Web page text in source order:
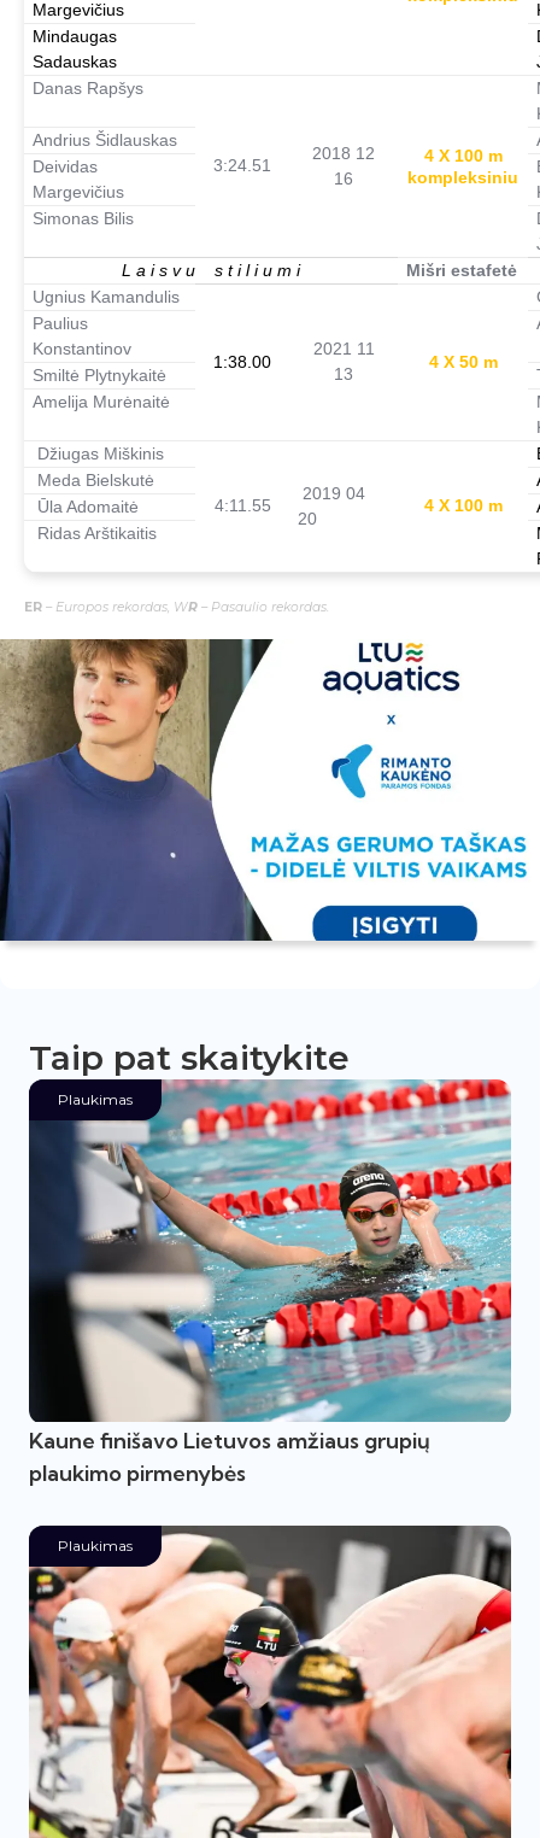
Margevičius
Mindaugas
Sadauskas
Danas Rapšys
3:24.51
2018 12
16
4 X 100 m
kompleksiniu
Andrius Šidlauskas
Deividas
Margevičius
Simonas Bilis
L a i s v u s t i l i u m i
Mišri estafetė
Ugnius Kamandulis
1:38.00
2021 11
13
4 X 50 m
Paulius
Konstantinov
Smiltė Plytnykaitė
Amelija Murėnaitė
Džiugas Miškinis
4:11.55
2019 04
20
4 X 100 m
Meda Bielskutė
Ūla Adomaitė
Ridas Arštikaitis
ER – Europos rekordas, WR – Pasaulio rekordas.
Taip pat skaitykite
Plaukimas
Kaune finišavo Lietuvos amžiaus grupių
plaukimo pirmenybės
Plaukimas